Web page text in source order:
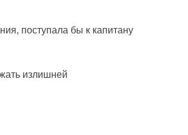
поступала бы к капитану
излишней